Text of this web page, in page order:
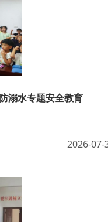
溺水专题安全教育
2026-07-